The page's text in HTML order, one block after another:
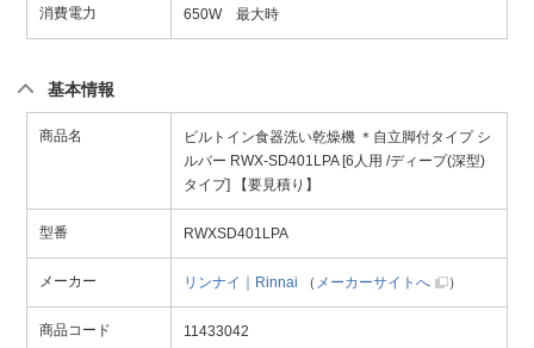
消費電力 650W 最大時
基本情報
商品名
ビルトイン食器洗い乾燥機 ＊自立脚付タイプ シ
ルバー RWX-SD401LPA [6人用 /ディープ(深型)
タイプ] 【要見積り】
型番 RWXSD401LPA
メーカー リンナイ｜Rinnai （ メーカーサイトへ ）
商品コード 11433042